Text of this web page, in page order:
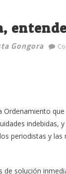
Gongora
Ordenamiento
indebidas,
periodistas y
solución